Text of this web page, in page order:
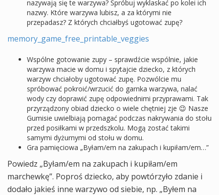
nazywają się te warzywa? Spróbuj wyklaskać po kolei ich
nazwy. Które warzywa lubisz, a za którymi nie
przepadasz? Z których chciałbyś ugotować zupę?
memory_game_free_printable_veggies
Wspólne gotowanie zupy – sprawdźcie wspólnie, jakie
warzywa macie w domu i spytajcie dziecko, z których
warzyw chciałoby ugotować zupę. Pozwólcie mu
spróbować pokroić/wrzucić do garnka warzywa, nalać
wody czy doprawić zupę odpowiednimi przyprawami. Tak
przyrządzony obiad dziecko o wiele chętniej zje 😉 Nasze
Gumisie uwielbiają pomagać podczas nakrywania do stołu
przed posiłkami w przedszkolu. Mogą zostać takimi
samymi dyżurnymi od stołu w domu.
Gra pamięciowa „Byłam/em na zakupach i kupiłam/em…”
Powiedz „Byłam/em na zakupach i kupiłam/em
marchewkę”. Poproś dziecko, aby powtórzyło zdanie i
dodało jakieś inne warzywo od siebie, np. „Byłem na